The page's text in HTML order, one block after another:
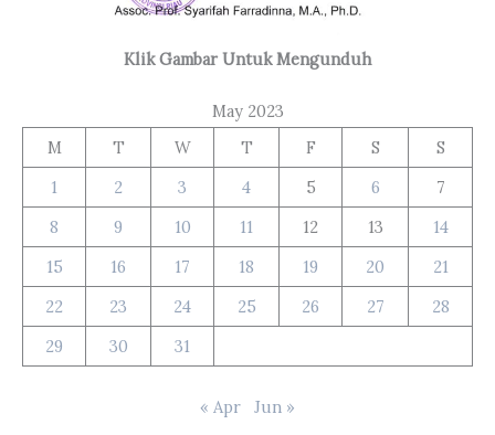
Klik Gambar Untuk Mengunduh
May 2023
M
T W T F S
S
1
2 3 4 5 6
7
8
9 10 11 12 13
14
15
16 17 18 19 20
21
22
23 24 25 26 27
28
29
30 31
« Apr Jun »